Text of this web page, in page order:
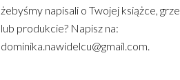
żebyśmy napisali o Twojej książce, grze
lub produkcie? Napisz na:
dominika.nawidelcu@gmail.com.